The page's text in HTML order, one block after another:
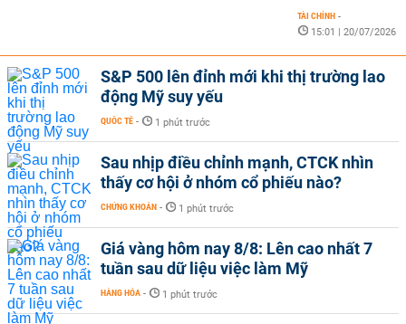
TÀI CHÍNH -
15:01 | 20/07/2026
S&P 500 lên đỉnh mới khi thị trường lao
động Mỹ suy yếu
QUỐC TẾ - 1 phút trước
Sau nhịp điều chỉnh mạnh, CTCK nhìn
thấy cơ hội ở nhóm cổ phiếu nào?
CHỨNG KHOÁN - 1 phút trước
Giá vàng hôm nay 8/8: Lên cao nhất 7
tuần sau dữ liệu việc làm Mỹ
HÀNG HÓA - 1 phút trước